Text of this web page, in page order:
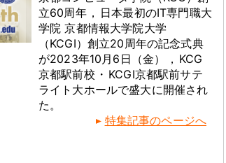
立60周年 ， 日本最初のIT専門職大
学院 京都情報大学院大学
（KCGI）創立20周年の記念式典
が2023年10月6日（金）
， KCG
京都駅前校 ・ KCGI京都駅前サテ
ライト大ホールで盛大に開催され
た 。
特集記事のページへ